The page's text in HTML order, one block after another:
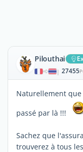
Pilouthai
| 27455
Naturellement
passé par là !!!
Sachez que
trouverez à tous